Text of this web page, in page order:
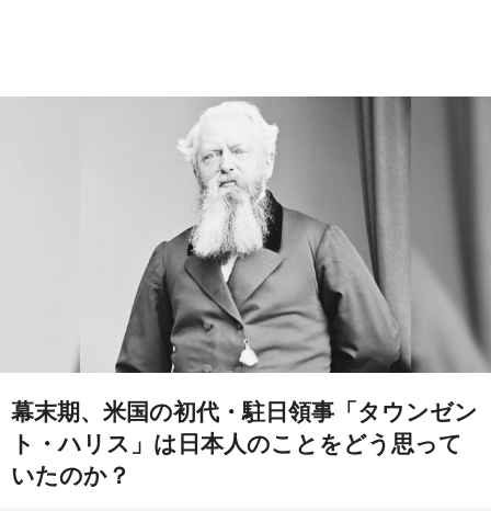
幕末期、米国の初代・駐日領事「タウンゼン
ト・ハリス」は日本人のことをどう思って
いたのか？